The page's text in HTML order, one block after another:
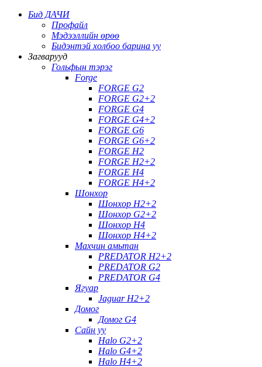
Бид ДАЧИ
Профайл
Мэдээллийн өрөө
Бидэнтэй холбоо барина уу
Загварууд
Гольфын тэрэг
Forge
FORGE G2
FORGE G2+2
FORGE G4
FORGE G4+2
FORGE G6
FORGE G6+2
FORGE H2
FORGE H2+2
FORGE H4
FORGE H4+2
Шонхор
Шонхор H2+2
Шонхор G2+2
Шонхор Н4
Шонхор H4+2
Махчин амьтан
PREDATOR H2+2
PREDATOR G2
PREDATOR G4
Ягуар
Jaguar H2+2
Домог
Домог G4
Сайн уу
Halo G2+2
Halo G4+2
Halo H4+2